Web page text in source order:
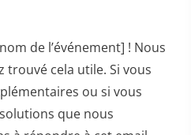
de l’événement] ! Nous
trouvé cela utile. Si vous
ou si vous
que nous